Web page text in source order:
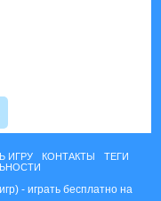
ИГРУ КОНТАКТЫ
ТЕГИ
- играть бесплатно на